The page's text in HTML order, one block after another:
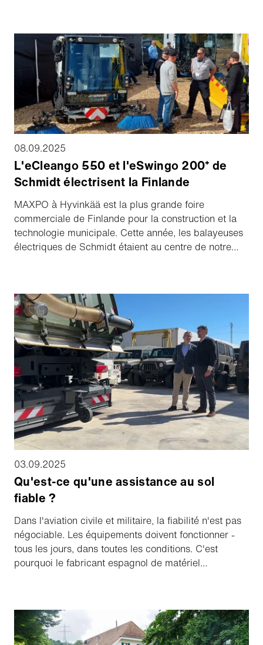
08.09.2025
L'eCleango 550 et l'eSwingo 200⁺ de
Schmidt électrisent la Finlande
MAXPO à Hyvinkää est la plus grande foire
commerciale de Finlande pour la construction et la
technologie municipale. Cette année, les balayeuses
électriques de Schmidt étaient au centre de notre
03.09.2025
Qu'est-ce qu'une assistance au sol
fiable ?
Dans l'aviation civile et militaire, la fiabilité n'est pas
négociable. Les équipements doivent fonctionner -
tous les jours, dans toutes les conditions. C'est
pourquoi le fabricant espagnol de matériel
bases aériennes.